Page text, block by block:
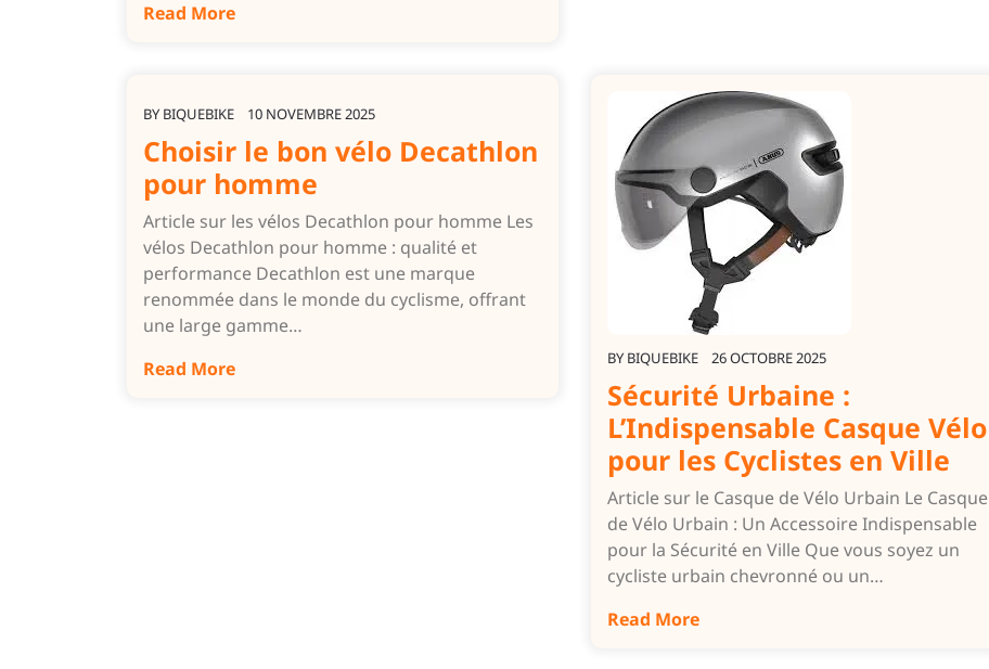
Read More
BY BIQUEBIKE 10 NOVEMBRE 2025
Choisir le bon vélo Decathlon
pour homme
Article sur les vélos Decathlon pour homme Les
vélos Decathlon pour homme : qualité et
performance Decathlon est une marque
renommée dans le monde du cyclisme, offrant
une large gamme…
Read More
BY BIQUEBIKE 26 OCTOBRE 2025
Sécurité Urbaine :
L’Indispensable Casque Vélo
pour les Cyclistes en Ville
Article sur le Casque de Vélo Urbain Le Casque
de Vélo Urbain : Un Accessoire Indispensable
pour la Sécurité en Ville Que vous soyez un
cycliste urbain chevronné ou un…
Read More